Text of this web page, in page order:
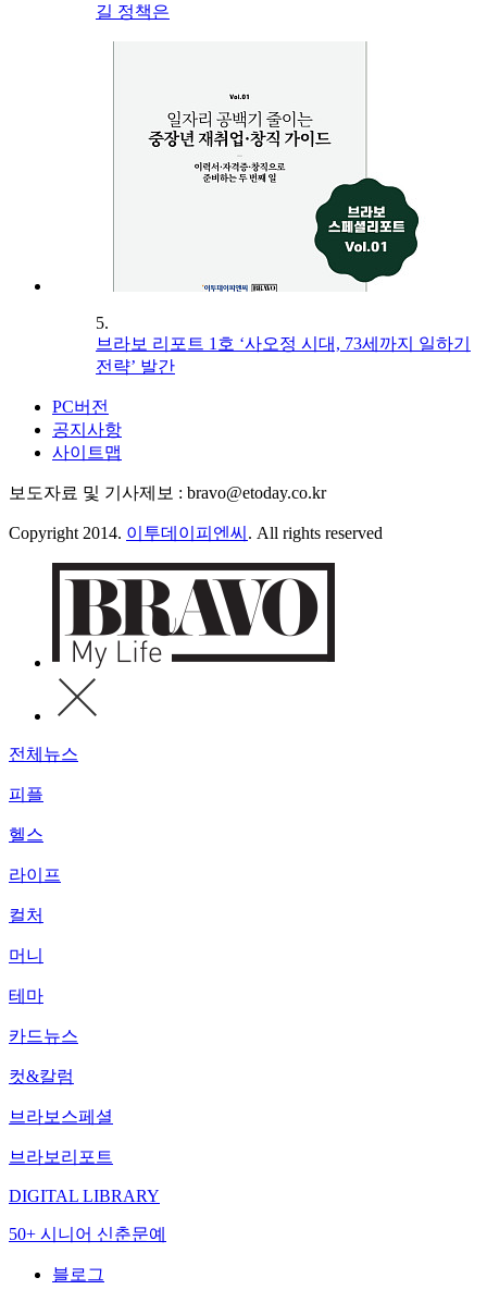
길 정책은
5.
브라보 리포트 1호 ‘사오정 시대, 73세까지 일하기
전략’ 발간
PC버전
공지사항
사이트맵
보도자료 및 기사제보 : bravo@etoday.co.kr
Copyright 2014. 이투데이피엔씨 . All rights reserved
전체뉴스
피플
헬스
라이프
컬처
머니
테마
카드뉴스
컷&칼럼
브라보스페셜
브라보리포트
DIGITAL LIBRARY
50+ 시니어 신춘문예
블로그